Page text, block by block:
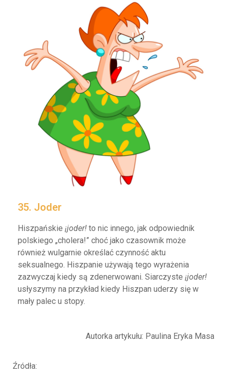
35. Joder
Hiszpańskie ¡joder! to nic innego, jak odpowiednik
polskiego „cholera!” choć jako czasownik może
również wulgarnie określać czynność aktu
seksualnego. Hiszpanie używają tego wyrażenia
zazwyczaj kiedy są zdenerwowani. Siarczyste ¡joder!
usłyszymy na przykład kiedy Hiszpan uderzy się w
mały palec u stopy.
Autorka artykułu: Paulina Eryka Masa
Źródła: